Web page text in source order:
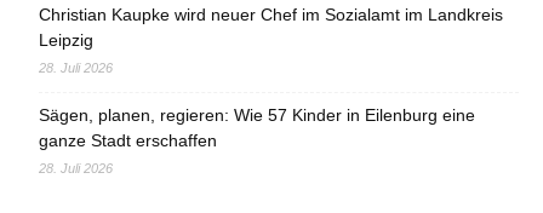
Christian Kaupke wird neuer Chef im Sozialamt im Landkreis
Leipzig
28. Juli 2026
Sägen, planen, regieren: Wie 57 Kinder in Eilenburg eine
ganze Stadt erschaffen
28. Juli 2026